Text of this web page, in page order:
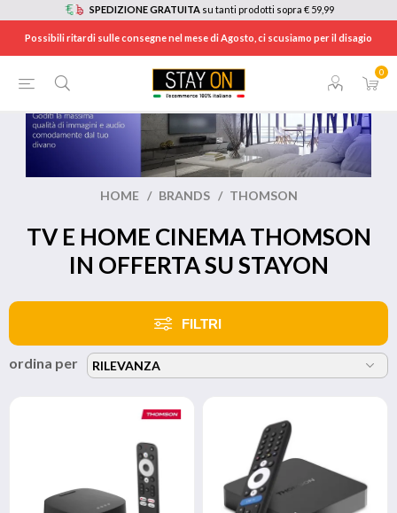
SPEDIZIONE GRATUITA su tanti prodotti sopra € 59,99
Possibili ritardi sulle consegne nel mese di Agosto, ci scusiamo per il disagio
0
HOME / BRANDS / THOMSON
TV E HOME CINEMA THOMSON
IN OFFERTA SU STAYON
FILTRI
ordina per